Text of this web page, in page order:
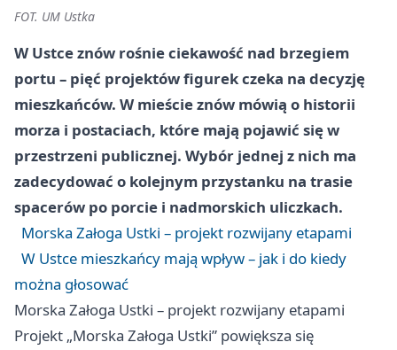
FOT. UM Ustka
W Ustce znów rośnie ciekawość nad brzegiem
portu – pięć projektów figurek czeka na decyzję
mieszkańców. W mieście znów mówią o historii
morza i postaciach, które mają pojawić się w
przestrzeni publicznej. Wybór jednej z nich ma
zadecydować o kolejnym przystanku na trasie
spacerów po porcie i nadmorskich uliczkach.
Morska Załoga Ustki – projekt rozwijany etapami
W Ustce mieszkańcy mają wpływ – jak i do kiedy
można głosować
Morska Załoga Ustki – projekt rozwijany etapami
Projekt „Morska Załoga Ustki” powiększa się